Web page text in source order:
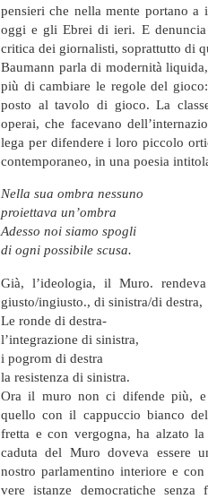
pensieri che nella mente portano
oggi e gli Ebrei di ieri. E
critica dei giornalisti, soprattutto di
Baumann parla di modernità
più di cambiare le regole del
posto al tavolo di gioco. La
operai, che facevano
lega per difendere i loro piccolo
contemporaneo, in una poesia
Nella sua ombra nessuno
proiettava un’ombra
Adesso noi siamo spogli
di ogni possibile scusa.
Già, l’ideologia, il Muro.
giusto/ingiusto., di sinistra/di destra,
Le ronde di destra-
l’integrazione di sinistra,
i pogrom di destra
la resistenza di sinistra.
Ora il muro non ci difende più, e
quello con il cappuccio bianco
fretta e con vergogna, ha alzato
caduta del Muro doveva essere
nostro parlamentino interiore e
vere istanze democratiche